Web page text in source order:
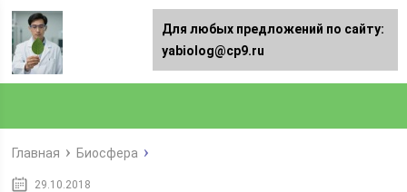
Главная Биосфера
29.10.2018
Для любых предложений по сайту:
yabiolog@cp9.ru